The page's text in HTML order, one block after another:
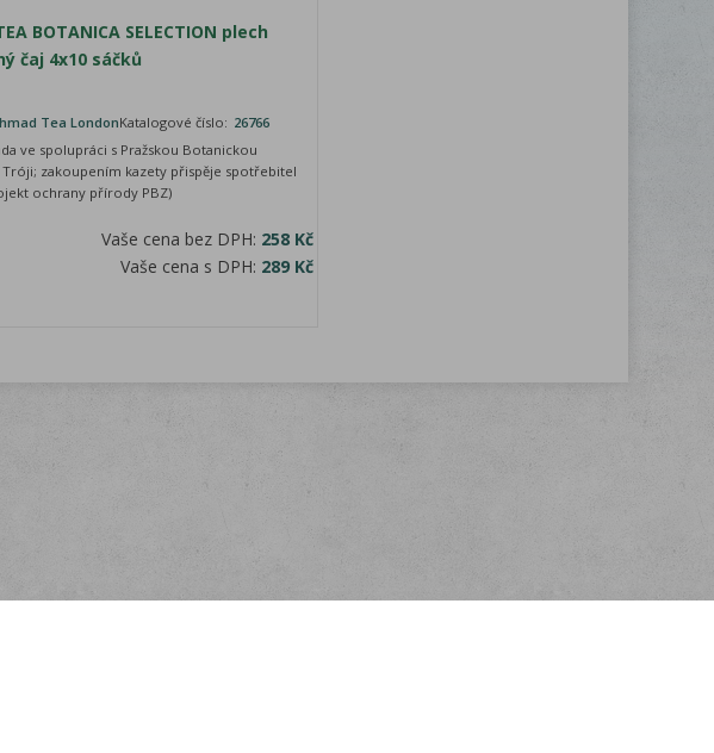
BOTANICA SELECTION plech
čaj 4x10 sáčků
Tea LondonKatalogové číslo: 26766
ve spolupráci s Pražskou Botanickou
Tróji; zakoupením kazety přispěje spotřebitel
ochrany přírody PBZ)
Vaše cena bez DPH: 258 Kč
Vaše cena s DPH: 289 Kč